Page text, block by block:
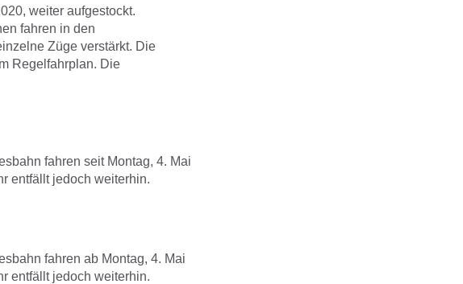
weiter aufgestockt.
fahren in den
Züge verstärkt. Die
Regelfahrplan. Die
fahren seit Montag, 4. Mai
entfällt jedoch weiterhin.
fahren ab Montag, 4. Mai
entfällt jedoch weiterhin.